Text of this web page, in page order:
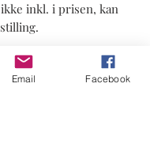
inkl. i prisen, kan
Email Facebook